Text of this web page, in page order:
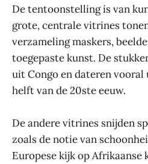
De tentoonstelling is van
grote, centrale vitrines
verzameling maskers,
toegepaste kunst. De
uit Congo en dateren vooral
helft van de 20ste eeuw.
De andere vitrines snijden
zoals de notie van
Europese kijk op Afrikaanse